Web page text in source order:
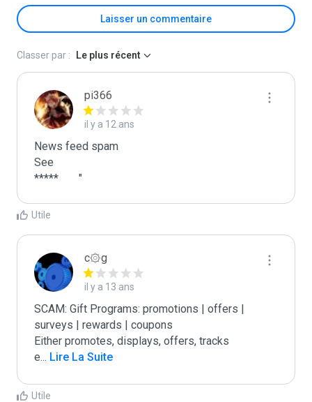
Laisser un commentaire
Classer par : Le plus récent
pi366
il y a 12 ans
News feed spam
See
*****	"
Utile
c۞g
il y a 13 ans
SCAM: Gift Programs: promotions | offers |
surveys | rewards | coupons
Either promotes, displays, offers, tracks
e... Lire La Suite
Utile